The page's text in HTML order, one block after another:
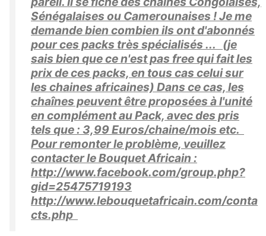
Sénégalaises ou Camerounaises ! Je me
demande bien combien ils ont d'abonnés
pour ces packs très spécialisés ... (je
sais bien que ce n'est pas free qui fait les
prix de ces packs, en tous cas celui sur
les chaines africaines) Dans ce cas, les
chaînes peuvent être proposées à l'unité
en complément au Pack, avec des pris
tels que : 3,99 Euros/chaine/mois etc.
Pour remonter le problème, veuillez
contacter le Bouquet Africain :
http://www.facebook.com/group.php?
gid=25475719193
http://www.lebouquetafricain.com/conta
cts.php